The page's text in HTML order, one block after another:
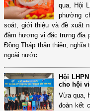
qua, Hội
phường
soát, giới thiệu và đề xuất
đậm hương vị đặc trưng địa
Đồng Tháp thân thiện, nghĩa
ngoài nước.
Hội
cho hội
Vừa qua,
đoàn kết